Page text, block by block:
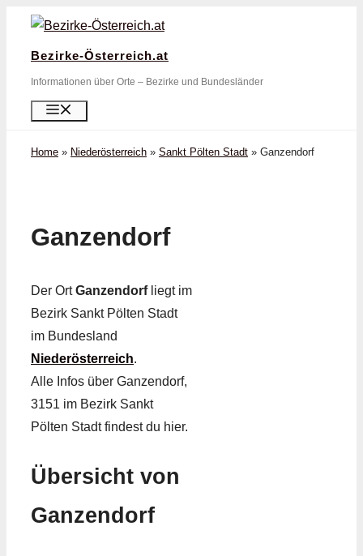
Zum
springen
Bezirke-Österreich.at
Informationen über Orte – Bezirke und Bundesländer
Home » Niederösterreich » Sankt Pölten Stadt » Ganzendorf
Ganzendorf
Der OrtGanzendorfliegt im
Bezirk Sankt Pölten Stadt
im Bundesland
Niederösterreich.
Alle Infos über Ganzendorf,
3151 im Bezirk Sankt
Pölten Stadt findest du hier.
Übersicht von
Ganzendorf